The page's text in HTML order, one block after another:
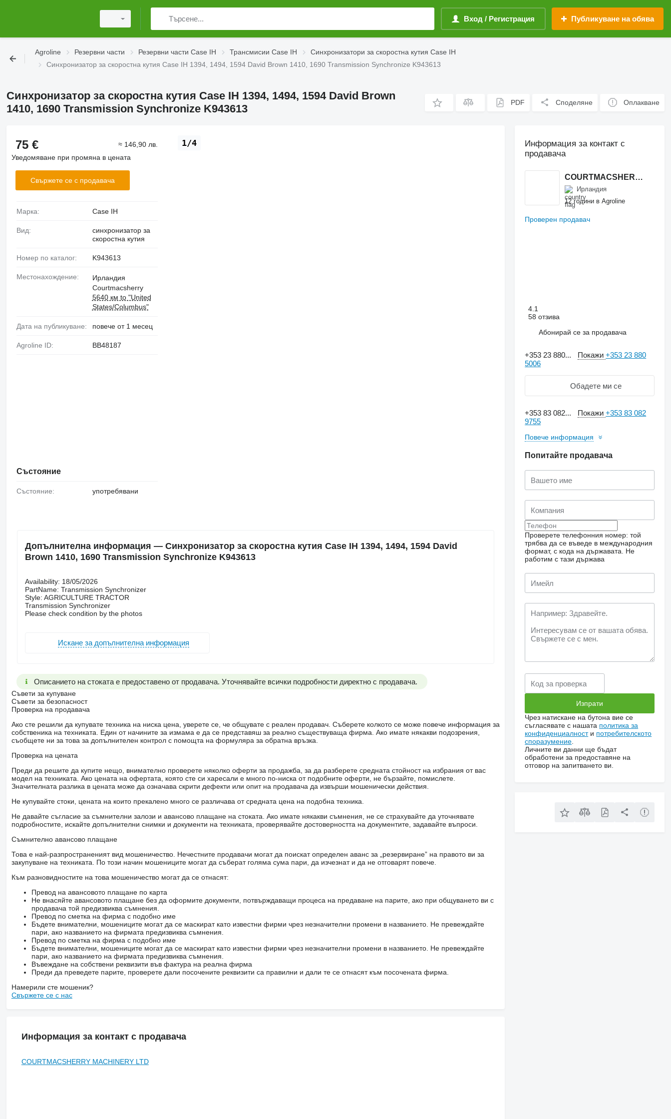
Вход / Регистрация Публикуване на обява
Agroline Резервни части Резервни части Case IH Трансмисии Case IH
Синхронизатори за скоростна кутия Case IH
Синхронизатор за скоростна кутия Case IH 1394, 1494, 1594 David Brown 1410, 1690 Transmission Synchronize K943613
Синхронизатор за скоростна кутия Case IH 1394, 1494, 1594 David Brown
1410, 1690 Transmission Synchronize K943613
PDF Споделяне Оплакване
Искане за повече
снимки
1/4
75 €
≈ 146,90 лв.
Уведомяване при промяна в цената
Свържете се с продавача
Марка: Case IH
Вид:
синхронизатор за
скоростна кутия
Номер по каталог: K943613
Местонахождение:
Ирландия
Courtmacsherry
5640 км to "United
States/Columbus"
Дата на публикуване: повече от 1 месец
Agroline ID: BB48187
Състояние
Състояние: употребявани
Допълнителна информация — Синхронизатор за скоростна кутия Case IH 1394, 1494, 1594 David
Brown 1410, 1690 Transmission Synchronize K943613
Availability: 18/05/2026
PartName: Transmission Synchronizer
Style: AGRICULTURE TRACTOR
Transmission Synchronizer
Please check condition by the photos
Искане за допълнителна информация
Описанието на стоката е предоставено от продавача. Уточнявайте всички подробности директно с продавача.
Съвети за купуване
Съвети за безопасност
Проверка на продавача
Ако сте решили да купувате техника на ниска цена, уверете се, че общувате с реален продавач. Съберете колкото се може повече информация за
собственика на техниката. Един от начините за измама е да се представяш за реално съществуваща фирма. Ако имате някакви подозрения,
съобщете ни за това за допълнителен контрол с помощта на формуляра за обратна връзка.
Проверка на цената
Преди да решите да купите нещо, внимателно проверете няколко оферти за продажба, за да разберете средната стойност на избрания от вас
модел на техниката. Ако цената на офертата, която сте си харесали е много по-ниска от подобните оферти, не бързайте, помислете.
Значителната разлика в цената може да означава скрити дефекти или опит на продавача да извърши мошенически действия.
Не купувайте стоки, цената на които прекалено много се различава от средната цена на подобна техника.
Не давайте съгласие за съмнителни залози и авансово плащане на стоката. Ако имате някакви съмнения, не се страхувайте да уточнявате
подробностите, искайте допълнителни снимки и документи на техниката, проверявайте достоверността на документите, задавайте въпроси.
Съмнително авансово плащане
Това е най-разпространеният вид мошеничество. Нечестните продавачи могат да поискат определен аванс за „резервиране” на правото ви за
закупуване на техниката. По този начин мошениците могат да съберат голяма сума пари, да изчезнат и да не отговарят повече.
Към разновидностите на това мошеничество могат да се отнасят:
Превод на авансовото плащане по карта
Не внасяйте авансовото плащане без да оформите документи, потвърждаващи процеса на предаване на парите, ако при общуването ви с
продавача той предизвиква съмнения.
Превод по сметка на фирма с подобно име
Бъдете внимателни, мошениците могат да се маскират като известни фирми чрез незначителни промени в названието. Не превеждайте
пари, ако названието на фирмата предизвиква съмнения.
Превод по сметка на фирма с подобно име
Бъдете внимателни, мошениците могат да се маскират като известни фирми чрез незначителни промени в названието. Не превеждайте
пари, ако названието на фирмата предизвиква съмнения.
Въвеждане на собствени реквизити във фактура на реална фирма
Преди да преведете парите, проверете дали посочените реквизити са правилни и дали те се отнасят към посочената фирма.
Намерили сте мошеник?
Свържете се с нас
Информация за контакт с продавача
COURTMACSHERRY MACHINERY LTD
Информация за контакт с
продавача
COURTMACSHERRY MACHINERY LTD
Ирландия
12 години в Agroline
Проверен продавач
4.1
58 отзива
Абонирай се за продавача
+353 23 880... Покажи+353 23 880
5006
Обадете ми се
+353 83 082... Покажи+353 83 082
9755
Повече информация
Попитайте продавача
Проверете телефонния номер: той
трябва да се въведе в международния
формат, с кода на държавата.
Не
работим с тази държава
Чрез натискане на бутона вие се
съгласявате с нашата политика за
конфиденциалности потребителското
споразумение
Личните ви данни ще бъдат
обработени за предоставяне на
отговор на запитването ви.